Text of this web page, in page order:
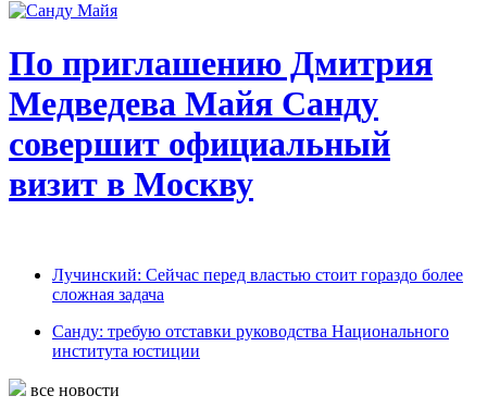
По приглашению Дмитрия
Медведева Майя Санду
совершит официальный
визит в Москву
Лучинский: Сейчас перед властью стоит гораздо более
сложная задача
Санду: требую отставки руководства Национального
института юстиции
все новости